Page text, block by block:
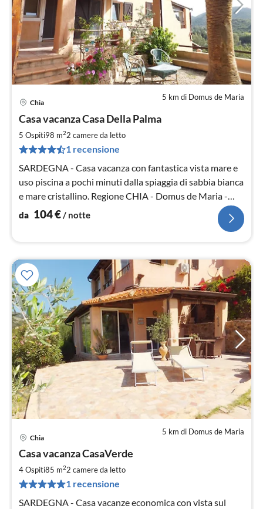
5 km di Domus de Maria
Chia
Casa vacanza Casa Della Palma
5 Ospiti98 m22 camere da letto
1 recensione
SARDEGNA - Casa vacanza con fantastica vista mare e
uso piscina a pochi minuti dalla spiaggia di sabbia bianca
e mare cristallino. Regione CHIA - Domus de Maria -
Pula - Cagliari.
da 104€/ notte
5 km di Domus de Maria
Chia
Casa vacanza CasaVerde
4 Ospiti85 m22 camere da letto
1 recensione
SARDEGNA - Casa vacanze economica con vista sul